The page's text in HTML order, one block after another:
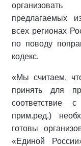
предлагаемых
всех регионах
по поводу
кодекс.
«Мы считаем,
принять для
соответствие
прим.ред.)
готовы
«Единой